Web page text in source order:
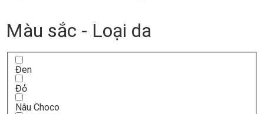
Màu sắc - Loại da
Đen
Đỏ
Nâu Choco